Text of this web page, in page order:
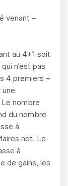
venant –
au 4+1 soit
n’est pas
4 premiers +
Le nombre
du nombre
à
net. Le
à
de gains, les